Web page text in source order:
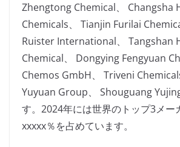
Zhengtong Chemical、 Changsha
Chemicals、 Tianjin Furilai
Ruister International、 Tangshan
Chemical、 Dongying Fengyuan
Chemos GmbH、 Triveni
Yuyuan Group、 Shouguang
す。2024年には世界のトップ3メー
xxxxx％を占めています。